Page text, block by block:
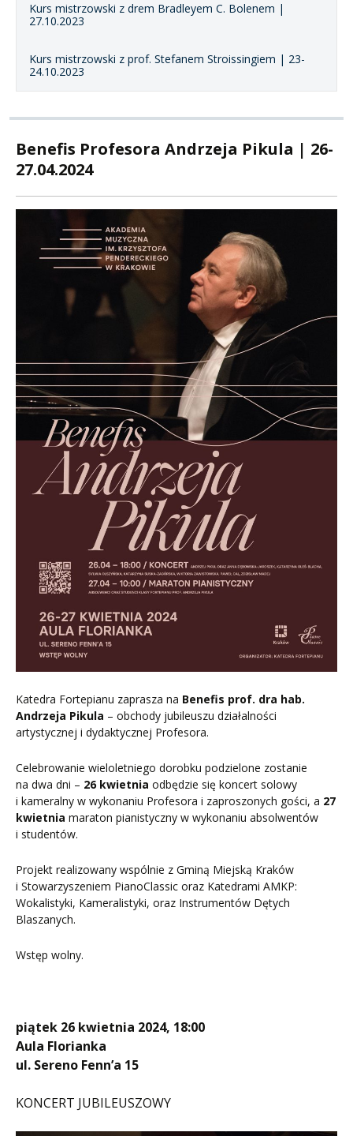
Kurs mistrzowski z drem Bradleyem C. Bolenem |
27.10.2023
Kurs mistrzowski z prof. Stefanem Stroissingiem | 23-
24.10.2023
Benefis Profesora Andrzeja Pikula | 26-
27.04.2024
Katedra Fortepianu zaprasza na Benefis prof. dra hab.
Andrzeja Pikula – obchody jubileuszu działalności
artystycznej i dydaktycznej Profesora.
Celebrowanie wieloletniego dorobku podzielone zostanie
na dwa dni – 26 kwietnia odbędzie się koncert solowy
i kameralny w wykonaniu Profesora i zaproszonych gości, a 27
kwietnia maraton pianistyczny w wykonaniu absolwentów
i studentów.
Projekt realizowany wspólnie z Gminą Miejską Kraków
i Stowarzyszeniem PianoClassic oraz Katedrami AMKP:
Wokalistyki, Kameralistyki, oraz Instrumentów Dętych
Blaszanych.
Wstęp wolny.
piątek 26 kwietnia 2024, 18:00
Aula Florianka
ul. Sereno Fenn’a 15
KONCERT JUBILEUSZOWY